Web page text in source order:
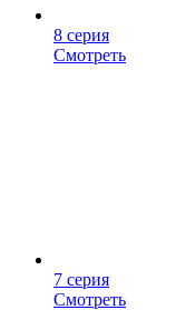
8 серия
Смотреть
7 серия
Смотреть